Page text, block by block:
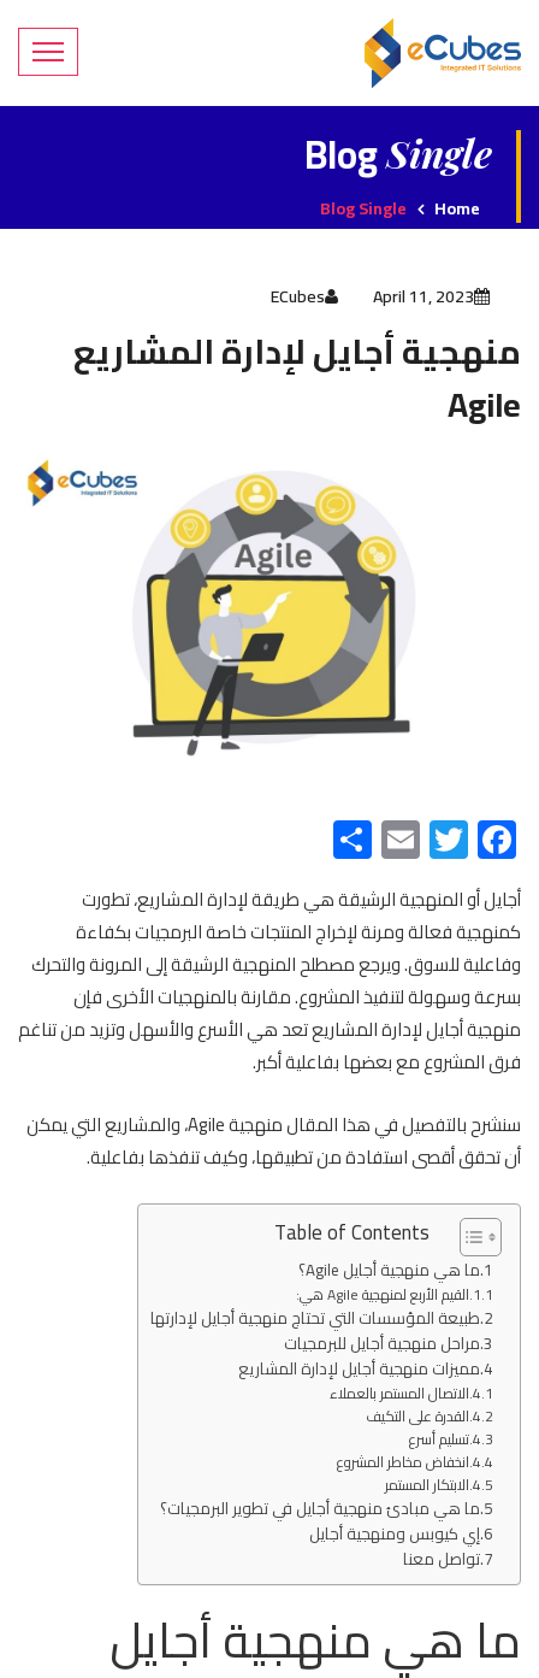
BlogSingle
Home
Blog Single
April 11, 2023
ECubes
منهجية أجايل لإدارة المشاريع
Agile
Facebook
Twitter
Email
أجايل أو المنهجية الرشيقة هي طريقة لإدارة المشاريع، تطورت
كمنهجية فعالة ومرنة لإخراج المنتجات خاصة البرمجيات بكفاءة
وفاعلية للسوق. ويرجع مصطلح المنهجية الرشيقة إلى المرونة والتحرك
بسرعة وسهولة لتنفيذ المشروع. مقارنة بالمنهجيات الأخرى فإن
منهجية أجايل لإدارة المشاريع تعد هي الأسرع والأسهل وتزيد من تناغم
فرق المشروع مع بعضها بفاعلية أكبر.
سنشرح بالتفصيل في هذا المقال منهجية Agile، والمشاريع التي يمكن
أن تحقق أقصى استفادة من تطبيقها، وكيف تنفذها بفاعلية.
Table of Contents
ما هي منهجية أجايل Agile؟
القيم الأربع لمنهجية Agile هي:
طبيعة المؤسسات التي تحتاج منهجية أجايل لإدارتها
مراحل منهجية أجايل للبرمجيات
مميزات منهجية أجايل لإدارة المشاريع
الاتصال المستمر بالعملاء
القدرة على التكيف
تسليم أسرع
انخفاض مخاطر المشروع
الابتكار المستمر
ما هي مبادئ منهجية أجايل في تطوير البرمجيات؟
إي كيوبس ومنهجية أجايل
تواصل معنا
ما هي منهجية أجايل